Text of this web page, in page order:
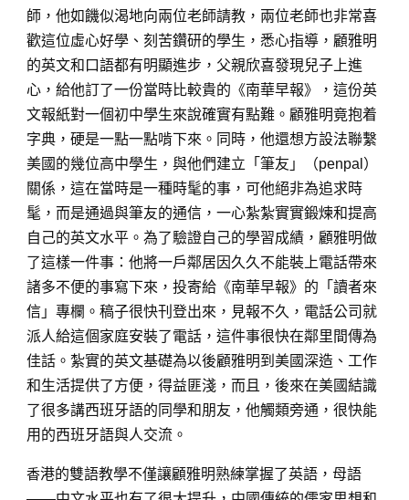
師，他如饑似渴地向兩位老師請教，兩位老師也非常喜
歡這位虛心好學、刻苦鑽研的學生，悉心指導，顧雅明
的英文和口語都有明顯進步，父親欣喜發現兒子上進
心，給他訂了一份當時比較貴的《南華早報》，這份英
文報紙對一個初中學生來說確實有點難。顧雅明竟抱着
字典，硬是一點一點啃下來。同時，他還想方設法聯繫
美國的幾位高中學生，與他們建立「筆友」（penpal）
關係，這在當時是一種時髦的事，可他絕非為追求時
髦，而是通過與筆友的通信，一心紮紮實實鍛煉和提高
自己的英文水平。為了驗證自己的學習成績，顧雅明做
了這樣一件事：他將一戶鄰居因久久不能裝上電話帶來
諸多不便的事寫下來，投寄給《南華早報》的「讀者來
信」專欄。稿子很快刊登出來，見報不久，電話公司就
派人給這個家庭安裝了電話，這件事很快在鄰里間傳為
佳話。紮實的英文基礎為以後顧雅明到美國深造、工作
和生活提供了方便，得益匪淺，而且，後來在美國結識
了很多講西班牙語的同學和朋友，他觸類旁通，很快能
用的西班牙語與人交流。
香港的雙語教學不僅讓顧雅明熟練掌握了英語，母語